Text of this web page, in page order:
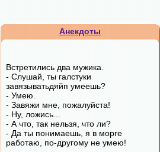
Анекдоты
Встретились два мужика.
- Слушай, ты галстуки
завязыватьдяйп умеешь?
- Умею.
- Завяжи мне, пожалуйста!
- Ну, ложись...
- А что, так нельзя, что ли?
- Да ты понимаешь, я в морге
работаю, по-другому не умею!